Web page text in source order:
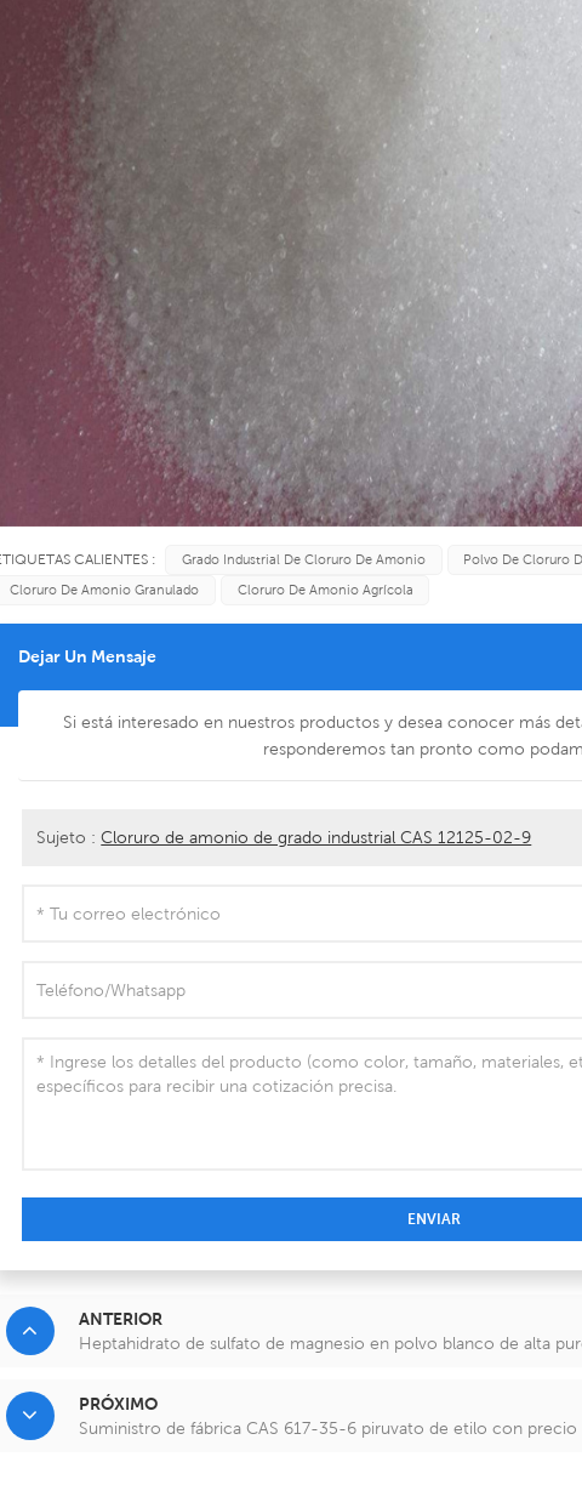
CALIENTES : Grado Industrial De Cloruro De Amonio
Polvo De Cloruro
Cloruro De Amonio Granulado
Cloruro De Amonio Agrícola
Dejar Un Mensaje
Si está interesado en nuestros productos y desea conocer más
responderemos tan pronto como
Sujeto :Cloruro de amonio de grado industrial CAS 12125-02-9
ENVIAR
ANTERIOR
Heptahidrato de sulfato de magnesio en polvo blanco de alta
PRÓXIMO
Suministro de fábrica CAS 617-35-6 piruvato de etilo con precio